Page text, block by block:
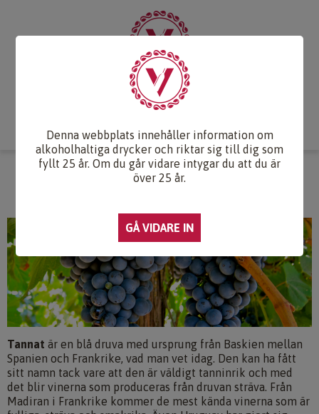
Druvlexikon
Webb-TV Om oss
TANNAT
Tannat är en blå druva med ursprung från Baskien mellan
Spanien och Frankrike, vad man vet idag. Den kan ha fått
sitt namn tack vare att den är väldigt tanninrik och med
det blir vinerna som produceras från druvan sträva. Från
Madiran i Frankrike kommer de mest kända vinerna som är
Denna webbplats innehåller information om
alkoholhaltiga drycker och riktar sig till dig som
fyllt 25 år. Om du går vidare intygar du att du är
över 25 år.